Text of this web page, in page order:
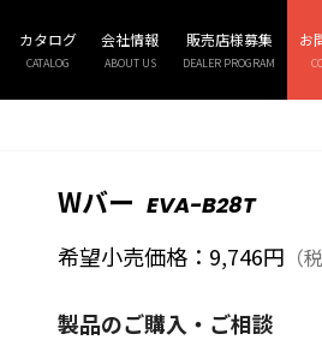
カタログ
CATALOG
会社情報
ABOUT US
販売店様募集
DEALER PROGRAM
お
Wバー EVA-B28T
希望小売価格：9,746円 （
製品のご購入・ご相談